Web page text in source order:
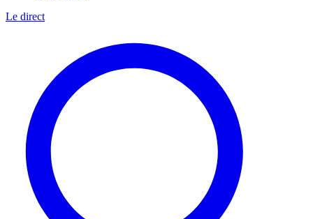
Le direct